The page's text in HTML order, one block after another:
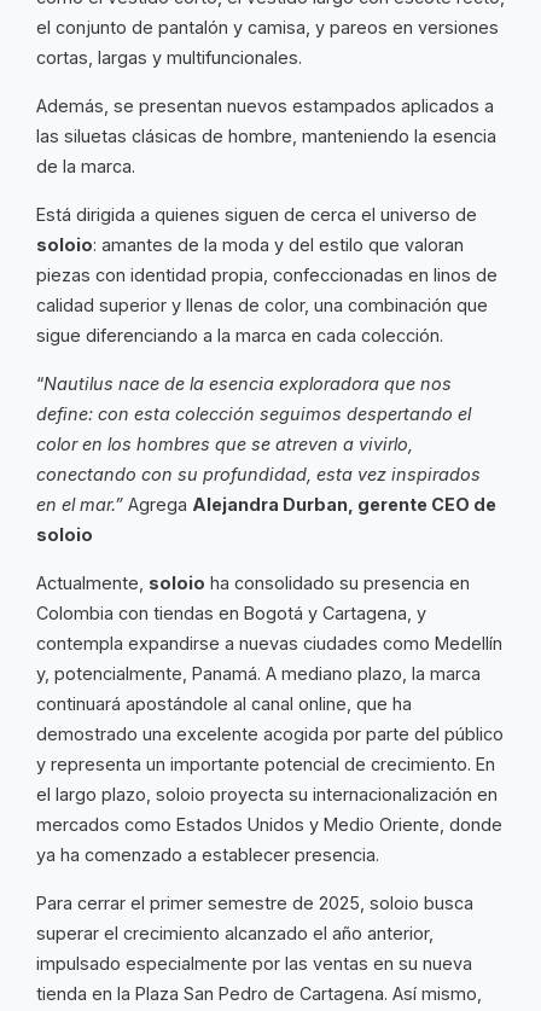
el conjunto de pantalón y camisa, y pareos en versiones
cortas, largas y multifuncionales.
Además, se presentan nuevos estampados aplicados a
las siluetas clásicas de hombre, manteniendo la esencia
de la marca.
Está dirigida a quienes siguen de cerca el universo de
soloio: amantes de la moda y del estilo que valoran
piezas con identidad propia, confeccionadas en linos de
calidad superior y llenas de color, una combinación que
sigue diferenciando a la marca en cada colección.
“Nautilus nace de la esencia exploradora que nos
define: con esta colección seguimos despertando el
color en los hombres que se atreven a vivirlo,
conectando con su profundidad, esta vez inspirados
en el mar.” Agrega Alejandra Durban, gerente CEO de
soloio
Actualmente, soloio ha consolidado su presencia en
Colombia con tiendas en Bogotá y Cartagena, y
contempla expandirse a nuevas ciudades como Medellín
y, potencialmente, Panamá. A mediano plazo, la marca
continuará apostándole al canal online, que ha
demostrado una excelente acogida por parte del público
y representa un importante potencial de crecimiento. En
el largo plazo, soloio proyecta su internacionalización en
mercados como Estados Unidos y Medio Oriente, donde
ya ha comenzado a establecer presencia.
Para cerrar el primer semestre de 2025, soloio busca
superar el crecimiento alcanzado el año anterior,
impulsado especialmente por las ventas en su nueva
tienda en la Plaza San Pedro de Cartagena. Así mismo,